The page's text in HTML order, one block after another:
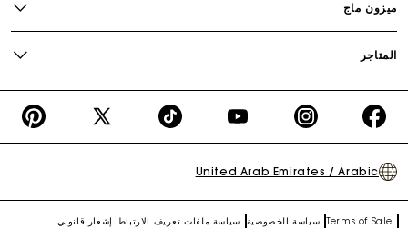
ميزون ماج
المتاجر
Facebook
Instagram
YouTube
TikTok
X
United Arab Emirates / Arabic
Terms of Sale سياسة الخصوصية سياسة ملفات تعريف الارتباط إشعار قانوني